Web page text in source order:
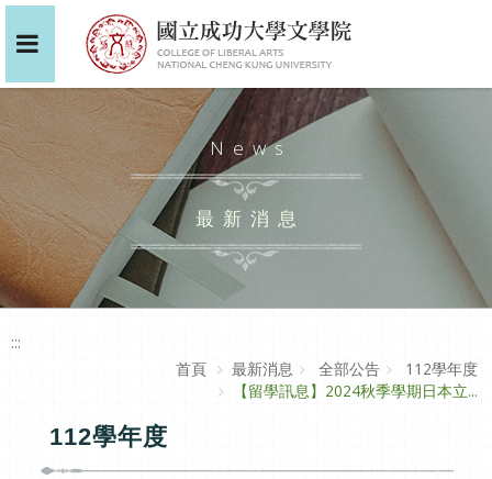
News
最新消息
:::
首頁
最新消息 全部公告
112學年度
【留學訊息】2024秋季學期日本立...
112學年度